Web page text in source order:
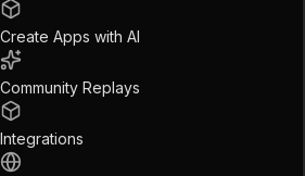
Create Apps with AI
Community Replays
Integrations